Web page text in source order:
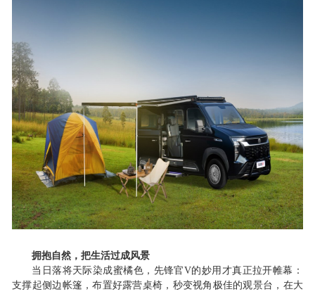
拥抱自然，把生活过成风景
当日落将天际染成蜜橘色，先锋官V的妙用才真正拉开帷幕：
支撑起侧边帐篷，布置好露营桌椅，秒变视角极佳的观景台，在大